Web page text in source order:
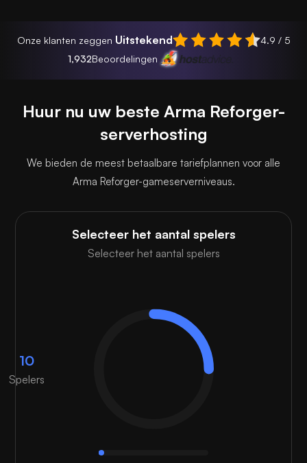
Onze klanten zeggen Uitstekend
4.9 / 5
1,932Beoordelingen
Huur nu uw beste Arma Reforger-
serverhosting
We bieden de meest betaalbare tariefplannen voor alle
Arma Reforger-gameserverniveaus.
Selecteer het aantal spelers
Selecteer het aantal spelers
10
Spelers